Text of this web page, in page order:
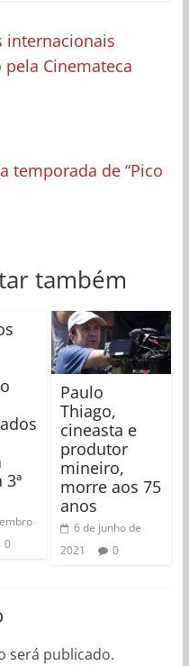
internacionais
Cinemateca
temporada de “Pico
também
0
Paulo
Thiago,
cineasta e
produtor
mineiro,
morre aos 75
anos
6 de junho de
2021
0
será publicado.